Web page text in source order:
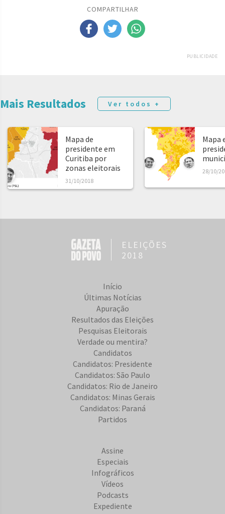
COMPARTILHAR
PUBLICIDADE
Mais Resultados Ver todos +
Mapa de
presidente em
Curitiba por
zonas eleitorais
31/10/2018
Mapa
28/10/
ELEIÇÕES
2018
Início
Últimas Notícias
Apuração
Resultados das Eleições
Pesquisas Eleitorais
Verdade ou mentira?
Candidatos
Candidatos: Presidente
Candidatos: São Paulo
Candidatos: Rio de Janeiro
Candidatos: Minas Gerais
Candidatos: Paraná
Partidos
Assine
Especiais
Infográficos
Vídeos
Podcasts
Expediente